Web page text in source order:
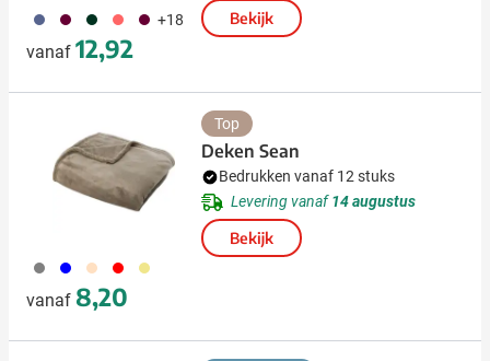
042 010 484 385 034 +18
vanaf 12,92
Bekijk
003 005 357 008 273
vanaf 8,20
Top
Deken Sean
Bedrukken vanaf 12 stuks
Levering vanaf14 augustus
Bekijk